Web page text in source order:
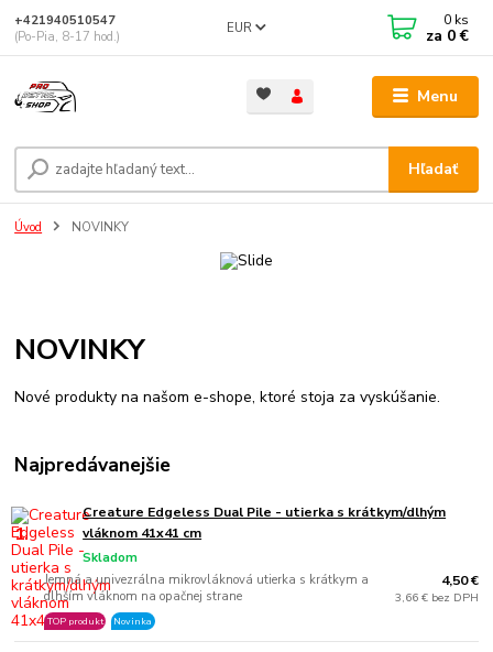
Menu
EUR
Hľadať
+421940510547
(Po-Pia, 8-17 hod.)
0 ks
za 0 €
Úvod NOVINKY
NOVINKY
Nové produkty na našom e-shope, ktoré stoja za vyskúšanie.
Najpredávanejšie
1.
Creature Edgeless Dual Pile - utierka s krátkym/dlhým
vláknom 41x41 cm
Jemná a univezrálna mikrovláknová utierka s krátkym a
dlhším vláknom na opačnej strane
Skladom
TOP produkt Novinka
4,50 €
3,66 € bez DPH